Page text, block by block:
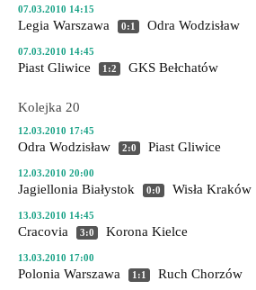
07.03.2010 14:15
Legia Warszawa 0:1 Odra Wodzisław
07.03.2010 14:45
Piast Gliwice 1:2 GKS Bełchatów
Kolejka 20
12.03.2010 17:45
Odra Wodzisław 2:0 Piast Gliwice
12.03.2010 20:00
Jagiellonia Białystok 0:0 Wisła Kraków
13.03.2010 14:45
Cracovia 3:0 Korona Kielce
13.03.2010 17:00
Polonia Warszawa 1:1 Ruch Chorzów